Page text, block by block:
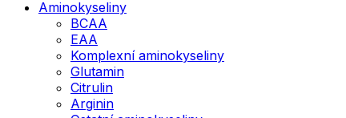
Aminokyseliny
BCAA
EAA
Komplexní aminokyseliny
Glutamin
Citrulin
Arginin